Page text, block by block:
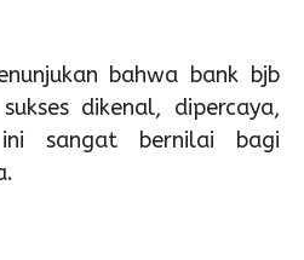
bahwa bank bjb
dikenal, dipercaya,
sangat bernilai bagi